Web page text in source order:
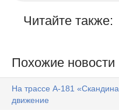
Читайте также:
Похожие новости
На трассе А-181
движение